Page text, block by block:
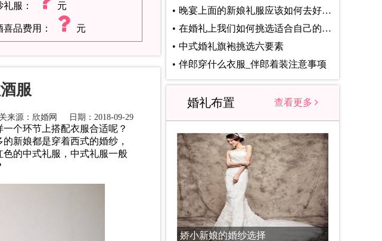
礼服： 元
喜品费用： 元
服
来源：欣婚网 日期：2018-09-29
个环节上搭配衣服合适呢？
新娘都是穿着西式的婚纱，
的中式礼服，中式礼服一般
晚宴上面的新娘礼服应该如何去好好的挑选
在婚礼上我们如何挑选适合自己的敬酒服
中式婚礼旗袍挑选六要素
伴郎穿什么衣服_伴郎着装注意事项
婚礼布置 查看更多
娇小新娘的婚纱选择